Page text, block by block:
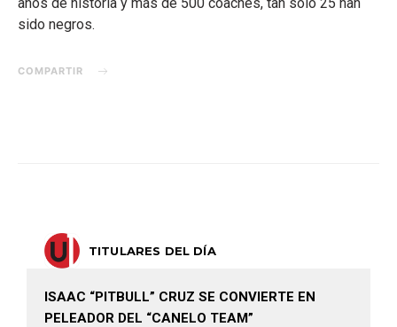
sido negros.
COMPARTIR
TITULARES DEL DÍA
ISAAC “PITBULL” CRUZ SE CONVIERTE EN
PELEADOR DEL “CANELO TEAM”